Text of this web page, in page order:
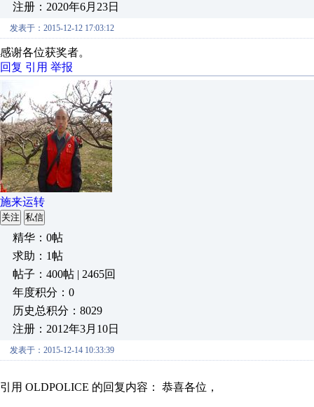
注册：2020年6月23日
发表于：2015-12-12 17:03:12
感谢各位获奖者。
回复 引用 举报
施来运转
关注 私信
精华：0帖
求助：1帖
帖子：400帖 | 2465回
年度积分：0
历史总积分：8029
注册：2012年3月10日
发表于：2015-12-14 10:33:39
引用 OLDPOLICE 的回复内容： 恭喜各位，